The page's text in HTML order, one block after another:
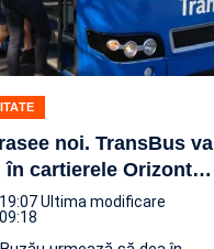
noi. TransBus va
în cartierele Orizont…
Ultima modificare